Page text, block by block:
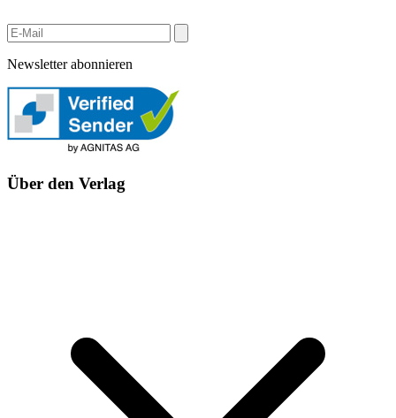
Newsletter abonnieren
Über den Verlag